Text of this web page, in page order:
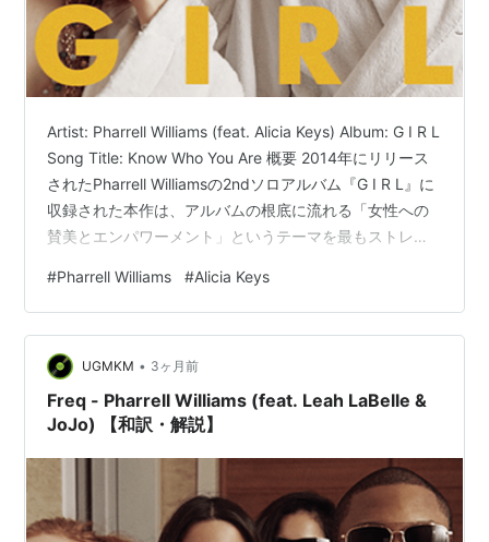
Artist: Pharrell Williams (feat. Alicia Keys) Album: G I R L
Song Title: Know Who You Are 概要 2014年にリリース
されたPharrell Williamsの2ndソロアルバム『G I R L』に
収録された本作は、アルバムの根底に流れる「女性への
賛美とエンパワーメント」というテーマを最もストレー
性像を歌い上げてきたR&B界の至宝Alicia Keysを迎え、
彼女のソウルフルな歌声が楽曲の精神的な支柱となって
いる。サウンド面では、The Neptunes特有…
#Pharrell Williams #Alicia Keys
UGMKM • 3ヶ月前
Freq - Pharrell Williams (feat. Leah LaBelle &
JoJo) 【和訳・解説】